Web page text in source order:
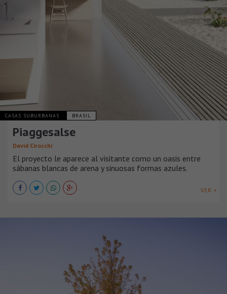
CASAS SUBURBANAS BRASIL
Piaggesalse
David Cirocchi
El proyecto le aparece al visitante como un oasis entre
sábanas blancas de arena y sinuosas formas azules.
VER +